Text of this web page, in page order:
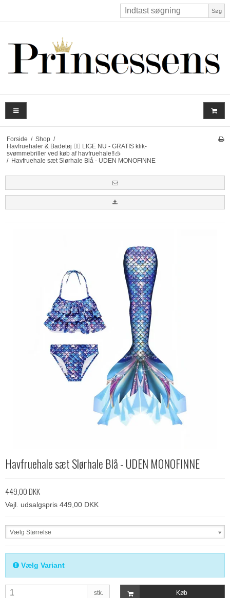
Søg
Forside / Shop /
Havfruehaler & Badetøj 🧜‍♀️ LIGE NU - GRATIS klik-
svømmebriller ved køb af havfruehale!!🥽
/ Havfruehale sæt Slørhale Blå - UDEN MONOFINNE
Havfruehale sæt Slørhale Blå - UDEN MONOFINNE
449,00 DKK
Vejl. udsalgspris 449,00 DKK
Vælg Størrelse
Vælg Variant
stk. Køb